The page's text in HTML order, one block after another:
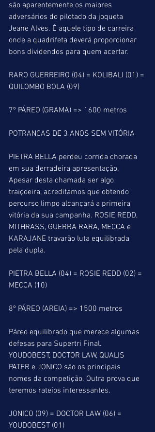
são aparentemente os maiores
adversários do pilotado da joqueta
Jeane Alves. É aquele tipo de carreira
onde a quadrifeta deverá proporcionar
bons dividendos para quem acertar.
RARO GUERREIRO (04) = KOLIBALI (01) =
QUILOMBO BOLA (09)
7º PÁREO (GRAMA) => 1600 metros
POTRANCAS DE 3 ANOS SEM VITÓRIA
PIETRA BELLA perdeu corrida chorada
em sua derradeira apresentação.
Apesar desta chamada ser algo
traiçoeira, acreditamos que obtendo
percurso limpo alcançará a primeira
vitória da sua campanha. ROSIE REDD,
MITHRASS, GUERRA RARA, MECCA e
KARAJANE travarão luta equilibrada
pela dupla.
PIETRA BELLA (04) = ROSIE REDD (02) =
MECCA (10)
8º PÁREO (AREIA) => 1500 metros
Páreo equilibrado que merece algumas
defesas para Supertri Final.
YOUDOBEST, DOCTOR LAW, QUALIS
PATER e JONICO são os principais
nomes da competição. Outra prova que
teremos rateios interessantes.
JONICO (09) = DOCTOR LAW (06) =
YOUDOBEST (01)